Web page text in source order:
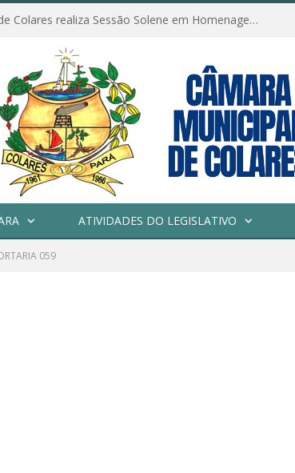
Câmara Municipal de Colares realiza Sessão Solene em Homenagem ao Dia das Mães
ATIVIDADES DO LEGISLATIVO
059